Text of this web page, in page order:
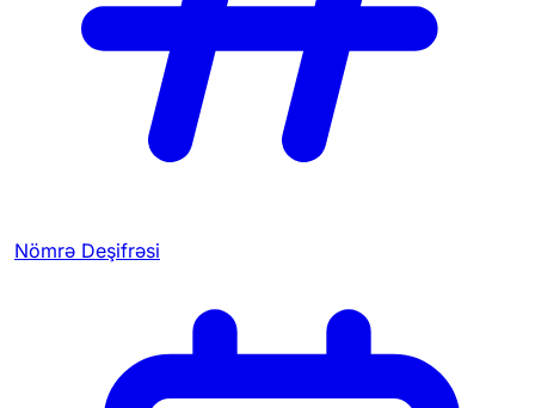
Nömrə Deşifrəsi